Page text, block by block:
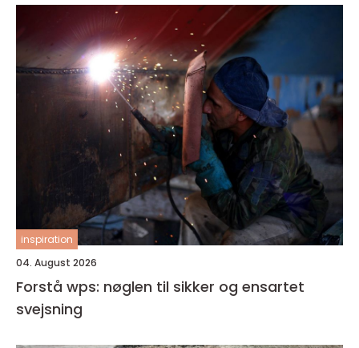
inspiration
04. August 2026
Forstå wps: nøglen til sikker og ensartet
svejsning